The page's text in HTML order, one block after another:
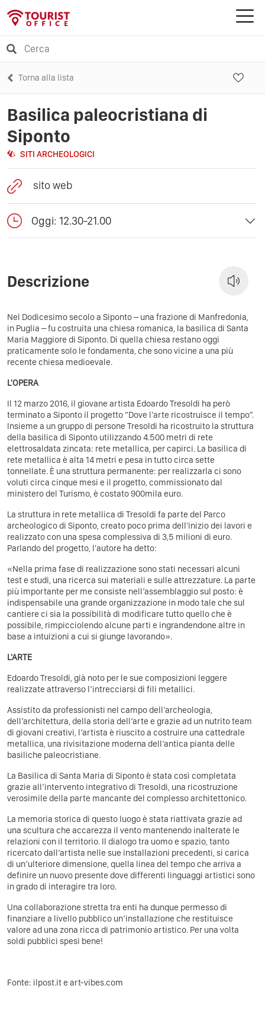
Torna alla lista
Basilica paleocristiana di
Siponto
SITI ARCHEOLOGICI
sito web
Oggi: 12.30-21.00
Descrizione
Nel Dodicesimo secolo a Siponto – una frazione di Manfredonia,
in Puglia – fu costruita una chiesa romanica, la basilica di Santa
Maria Maggiore di Siponto. Di quella chiesa restano oggi
praticamente solo le fondamenta, che sono vicine a una più
recente chiesa medioevale.
L'OPERA
Il 12 marzo 2016, il giovane artista Edoardo Tresoldi ha però
terminato a Siponto il progetto “Dove l’arte ricostruisce il tempo”.
Insieme a un gruppo di persone Tresoldi ha ricostruito la struttura
della basilica di Siponto utilizzando 4.500 metri di rete
elettrosaldata zincata: rete metallica, per capirci. La basilica di
rete metallica è alta 14 metri e pesa in tutto circa sette
tonnellate. È una struttura permanente: per realizzarla ci sono
voluti circa cinque mesi e il progetto, commissionato dal
ministero del Turismo, è costato 900mila euro.
La struttura in rete metallica di Tresoldi fa parte del Parco
archeologico di Siponto, creato poco prima dell'inizio dei lavori e
realizzato con una spesa complessiva di 3,5 milioni di euro.
Parlando del progetto, l'autore ha detto:
«Nella prima fase di realizzazione sono stati necessari alcuni
test e studi, una ricerca sui materiali e sulle attrezzature. La parte
più importante per me consiste nell’assemblaggio sul posto: è
indispensabile una grande organizzazione in modo tale che sul
cantiere ci sia la possibilità di modificare tutto quello che è
possibile, rimpicciolendo alcune parti e ingrandendone altre in
base a intuizioni a cui si giunge lavorando».
L'ARTE
Edoardo Tresoldi, già noto per le sue composizioni leggere
realizzate attraverso l’intrecciarsi di fili metallici.
Assistito da professionisti nel campo dell’archeologia,
dell’architettura, della storia dell’arte e grazie ad un nutrito team
di giovani creativi, l’artista è riuscito a costruire una cattedrale
metallica, una rivisitazione moderna dell’antica pianta delle
basiliche paleocristiane.
La Basilica di Santa Maria di Siponto è stata così completata
grazie all’intervento integrativo di Tresoldi, una ricostruzione
verosimile della parte mancante del complesso architettonico.
La memoria storica di questo luogo è stata riattivata grazie ad
una scultura che accarezza il vento mantenendo inalterate le
relazioni con il territorio. Il dialogo tra uomo e spazio, tanto
ricercato dall’artista nelle sue installazioni precedenti, si carica
di un’ulteriore dimensione, quella linea del tempo che arriva a
definire un nuovo presente dove differenti linguaggi artistici sono
in grado di interagire tra loro.
Una collaborazione stretta tra enti ha dunque permesso di
finanziare a livello pubblico un’installazione che restituisce
valore ad una zona ricca di patrimonio artistico. Per una volta
soldi pubblici spesi bene!
Fonte: ilpost.ite art-vibes.com